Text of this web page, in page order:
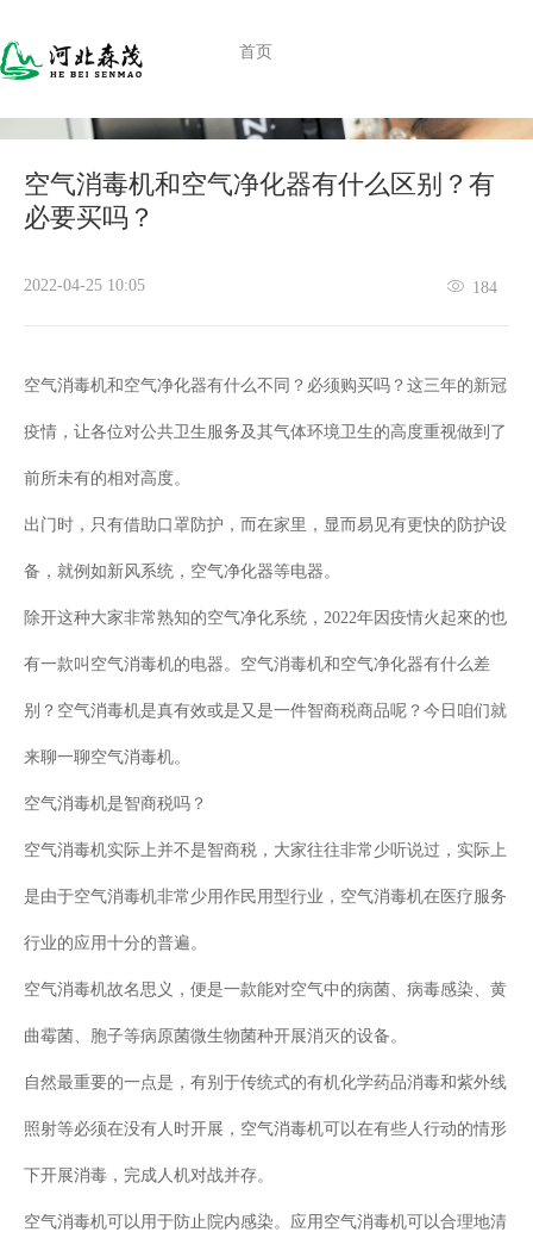
首页
空气消毒机和空气净化器有什么区别？有
必要买吗？
2022-04-25 10:05 184
空气消毒机和空气净化器有什么不同？必须购买吗？这三年的新冠
疫情，让各位对公共卫生服务及其气体环境卫生的高度重视做到了
前所未有的相对高度。
出门时，只有借助口罩防护，而在家里，显而易见有更快的防护设
备，就例如新风系统，空气净化器等电器。
除开这种大家非常熟知的空气净化系统，2022年因疫情火起來的也
有一款叫空气消毒机的电器。空气消毒机和空气净化器有什么差
别？空气消毒机是真有效或是又是一件智商税商品呢？今日咱们就
来聊一聊空气消毒机。
空气消毒机是智商税吗？
空气消毒机实际上并不是智商税，大家往往非常少听说过，实际上
是由于空气消毒机非常少用作民用型行业，空气消毒机在医疗服务
行业的应用十分的普遍。
空气消毒机故名思义，便是一款能对空气中的病菌、病毒感染、黄
曲霉菌、胞子等病原菌微生物菌种开展消灭的设备。
自然最重要的一点是，有别于传统式的有机化学药品消毒和紫外线
照射等必须在没有人时开展，空气消毒机可以在有些人行动的情形
下开展消毒，完成人机对战并存。
空气消毒机可以用于防止院内感染。应用空气消毒机可以合理地清